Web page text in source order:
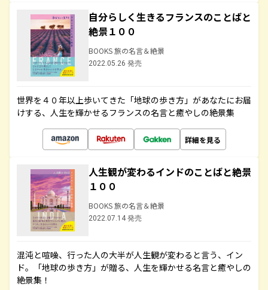
自分らしく生きるフランスのことばと
絶景１００
BOOKS 旅の名言＆絶景
2022.05.26 発売
世界を４０年以上歩いてきた「地球の歩き方」があなたにお届
けする、人生を輝かせるフランスの名言と癒やしの絶景集
詳細を見る
人生観が変わるインドのことばと絶景
１００
BOOKS 旅の名言＆絶景
2022.07.14 発売
混沌と喧噪、行った人の大半が人生観が変わると言う、イン
ド。「地球の歩き方」が贈る、人生を輝かせる名言と癒やしの
絶景集！